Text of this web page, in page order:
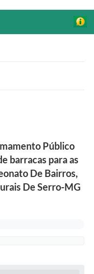
/ Tributos
- LOA -
Público
barracas para as
De Bairros,
De Serro-MG